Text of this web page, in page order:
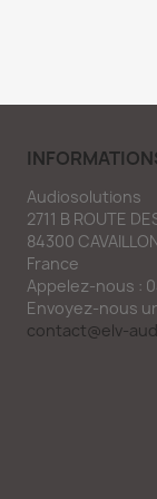
Audiosolutions
2711 B ROUTE
84300
France
Appelez-nous :
Envoyez-nous
contact@elv-